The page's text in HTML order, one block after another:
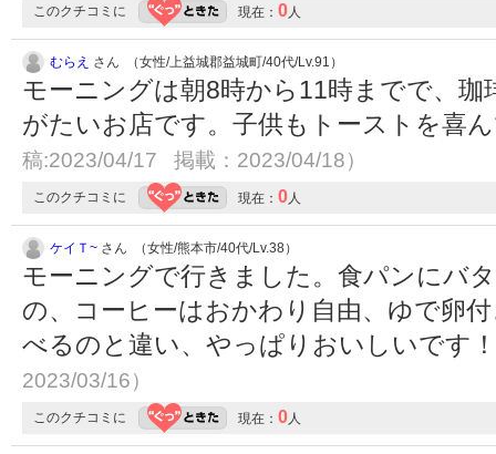
このクチコミに 現在： 0人
むらえ さん （女性/上益城郡益城町/40代/Lv.91）
モーニングは朝8時から11時までで、
がたいお店です。子供もトーストを喜
稿:2023/04/17 掲載：2023/04/18）
このクチコミに 現在： 0人
ケイＴ~ さん （女性/熊本市/40代/Lv.38）
モーニングで行きました。食パンにバ
の、コーヒーはおかわり自由、ゆで卵
べるのと違い、やっぱりおいしいです
2023/03/16）
このクチコミに 現在： 0人